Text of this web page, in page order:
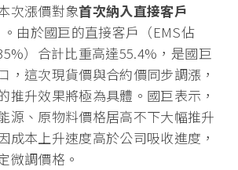
次漲價對象首次納入直接客戶
。由於國巨的直接客戶（EMS佔
）合計比重高達55.4%，是國巨
，這次現貨價與合約價同步調漲，
推升效果將極為具體。國巨表示，
源、原物料價格居高不下大幅推升
成本上升速度高於公司吸收進度，
微調價格。